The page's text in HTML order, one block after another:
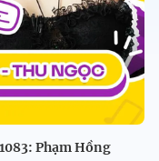
Phạm Hồng